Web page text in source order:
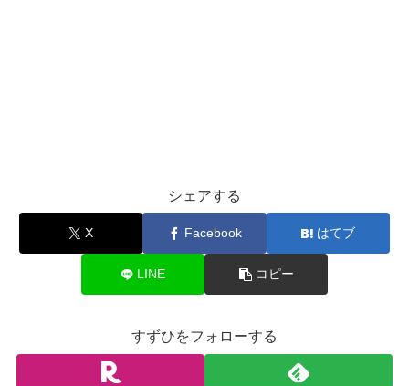
シェアする
X Facebook はてブ
LINE コピー
すずひをフォローする